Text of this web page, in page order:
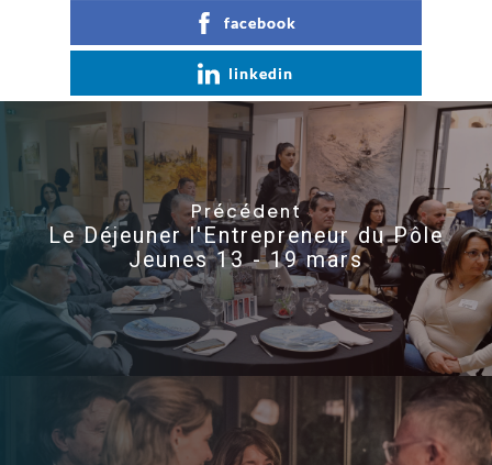
facebook
linkedin
Précédent
Le Déjeuner l'Entrepreneur du Pôle
Jeunes 13 - 19 mars